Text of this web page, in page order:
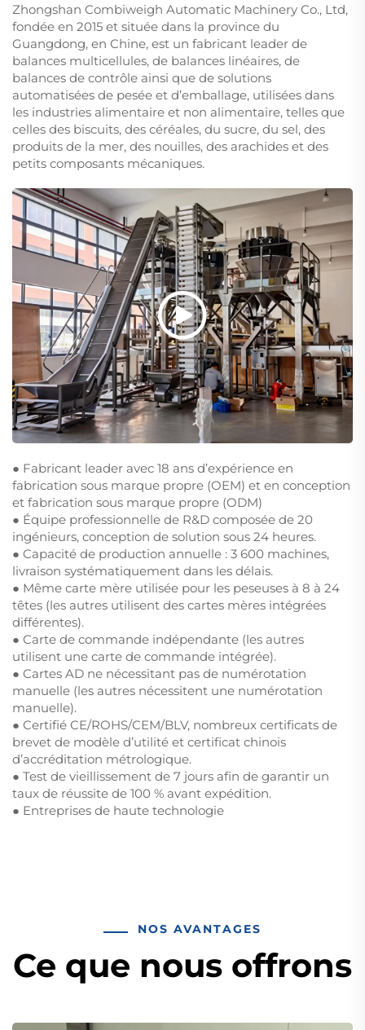
Zhongshan Combiweigh Automatic Machinery Co., Ltd,
fondée en 2015 et située dans la province du
Guangdong, en Chine, est un fabricant leader de
balances multicellules, de balances linéaires, de
balances de contrôle ainsi que de solutions
automatisées de pesée et d’emballage, utilisées dans
les industries alimentaire et non alimentaire, telles que
celles des biscuits, des céréales, du sucre, du sel, des
produits de la mer, des nouilles, des arachides et des
petits composants mécaniques.
● Fabricant leader avec 18 ans d’expérience en
fabrication sous marque propre (OEM) et en conception
et fabrication sous marque propre (ODM)
● Équipe professionnelle de R&D composée de 20
ingénieurs, conception de solution sous 24 heures.
● Capacité de production annuelle : 3 600 machines,
livraison systématiquement dans les délais.
● Même carte mère utilisée pour les peseuses à 8 à 24
têtes (les autres utilisent des cartes mères intégrées
différentes).
● Carte de commande indépendante (les autres
utilisent une carte de commande intégrée).
● Cartes AD ne nécessitant pas de numérotation
manuelle (les autres nécessitent une numérotation
manuelle).
● Certifié CE/ROHS/CEM/BLV, nombreux certificats de
brevet de modèle d’utilité et certificat chinois
d’accréditation métrologique.
● Test de vieillissement de 7 jours afin de garantir un
taux de réussite de 100 % avant expédition.
● Entreprises de haute technologie
NOS AVANTAGES
Ce que nous offrons